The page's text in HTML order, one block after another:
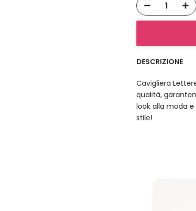
DESCRIZIONE
Cavigliera
qualità,
look alla moda
stile!